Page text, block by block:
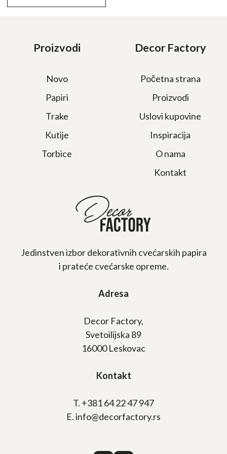
Proizvodi
Novo
Papiri
Trake
Kutije
Torbice
Decor Factory
Početna strana
Proizvodi
Uslovi kupovine
Inspiracija
O nama
Kontakt
Jedinstven izbor dekorativnih cvećarskih papira
i prateće cvećarske opreme.
Adresa
Decor Factory,
Svetoilijska 89
16000 Leskovac
Kontakt
T. +381 64 22 47 947
E. info@decorfactory.rs